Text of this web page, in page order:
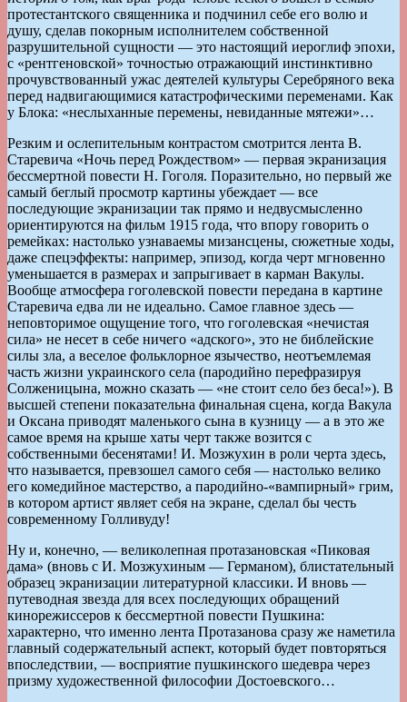
протестантского священника и подчинил себе его волю и
душу, сделав покорным исполнителем собственной
разрушительной сущности — это настоящий иероглиф эпохи,
с «рентгеновской» точностью отражающий инстинктивно
прочувствованный ужас деятелей культуры Серебряного века
перед надвигающимися катастрофическими переменами. Как
у Блока: «неслыханные перемены, невиданные мятежи»…
Резким и ослепительным контрастом смотрится лента В.
Старевича «Ночь перед Рождеством» — первая экранизация
бессмертной повести Н. Гоголя. Поразительно, но первый же
самый беглый просмотр картины убеждает — все
последующие экранизации так прямо и недвусмысленно
ориентируются на фильм 1915 года, что впору говорить о
ремейках: настолько узнаваемы мизансцены, сюжетные ходы,
даже спецэффекты: например, эпизод, когда черт мгновенно
уменьшается в размерах и запрыгивает в карман Вакулы.
Вообще атмосфера гоголевской повести передана в картине
Старевича едва ли не идеально. Самое главное здесь —
неповторимое ощущение того, что гоголевская «нечистая
сила» не несет в себе ничего «адского», это не библейские
силы зла, а веселое фольклорное язычество, неотъемлемая
часть жизни украинского села (пародийно перефразируя
Солженицына, можно сказать — «не стоит село без беса!»). В
высшей степени показательна финальная сцена, когда Вакула
и Оксана приводят маленького сына в кузницу — а в это же
самое время на крыше хаты черт также возится с
собственными бесенятами! И. Мозжухин в роли черта здесь,
что называется, превзошел самого себя — настолько велико
его комедийное мастерство, а пародийно-«вампирный» грим,
в котором артист являет себя на экране, сделал бы честь
современному Голливуду!
Ну и, конечно, — великолепная протазановская «Пиковая
дама» (вновь с И. Мозжухиным — Германом), блистательный
образец экранизации литературной классики. И вновь —
путеводная звезда для всех последующих обращений
кинорежиссеров к бессмертной повести Пушкина:
характерно, что именно лента Протазанова сразу же наметила
главный содержательный аспект, который будет повторяться
впоследствии, — восприятие пушкинского шедевра через
призму художественной философии Достоевского…